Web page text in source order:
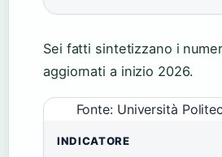
Sei fatti sintetizzano i
aggiornati a inizio 2026.
Fonte: Università
INDICATORE